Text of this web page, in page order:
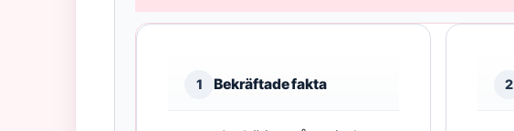
1 Bekräftade fakta 2